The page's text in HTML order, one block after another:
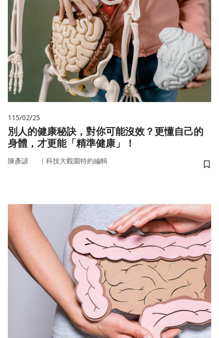
115/02/25
別人的健康秘訣，對你可能沒效？更懂自己的
身體，才更能「精準健康」！
陳彥諺 ｜ 科技大觀園特約編輯
儲